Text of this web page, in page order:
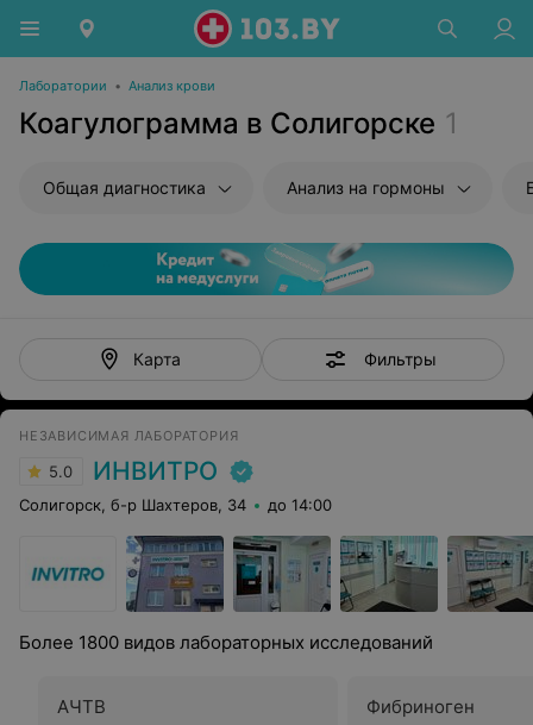
Лаборатории • Анализ крови
Коагулограмма в Солигорске 1
Общая диагностика Анализ на гормоны
Карта Фильтры
НЕЗАВИСИМАЯ ЛАБОРАТОРИЯ
5.0 ИНВИТРО
Солигорск, б-р Шахтеров, 34 до 14:00
Более 1800 видов лабораторных исследований
АЧТВ
Фибриноген